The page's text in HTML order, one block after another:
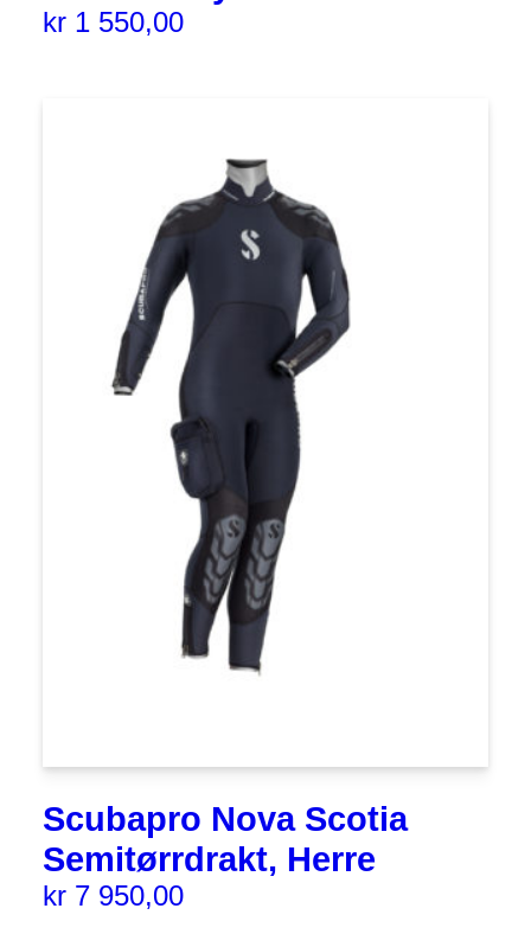
kr 1 550,00
Scubapro Nova Scotia
Semitørrdrakt, Herre
kr 7 950,00